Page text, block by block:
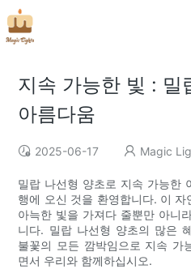
지속 가능한 빛 : 밀
아름다움
2025-06-17 Magic
밀랍 나선형 양초로 지속 가능한
행에 오신 것을 환영합니다. 이
아늑한 빛을 가져다 줄뿐만 아니
니다. 밀랍 나선형 양초의 많은
불꽃의 모든 깜박임으로 지속 가
면서 우리와 함께하십시오.